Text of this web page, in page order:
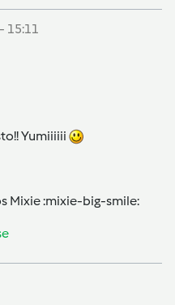
15:11
Yumiiiiii
Mixie :mixie-big-smile: